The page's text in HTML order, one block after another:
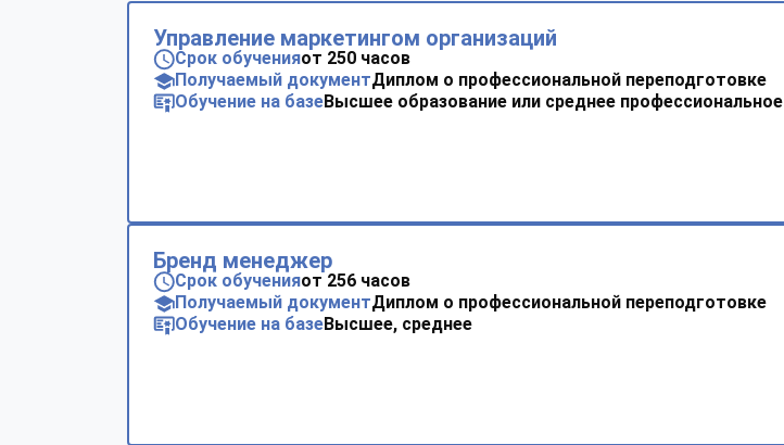
Управление маркетингом организаций
Срок обученияот 250 часов
Получаемый документДиплом о профессиональной переподготовке
Обучение на базеВысшее образование или среднее профессиональное
Бренд менеджер
Срок обученияот 256 часов
Получаемый документДиплом о профессиональной переподготовке
Обучение на базеВысшее, среднее